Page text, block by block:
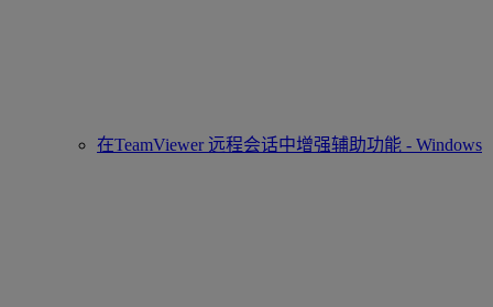
在TeamViewer 远程会话中增强辅助功能 - Windows